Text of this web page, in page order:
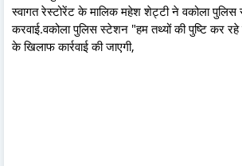
स्वागत रेस्टोरेंट के मालिक महेश शेट्टी ने वकोला
करवाई.वकोला पुलिस स्टेशन "हम तथ्यों की पुष्टि कर
के खिलाफ कार्रवाई की जाएगी,